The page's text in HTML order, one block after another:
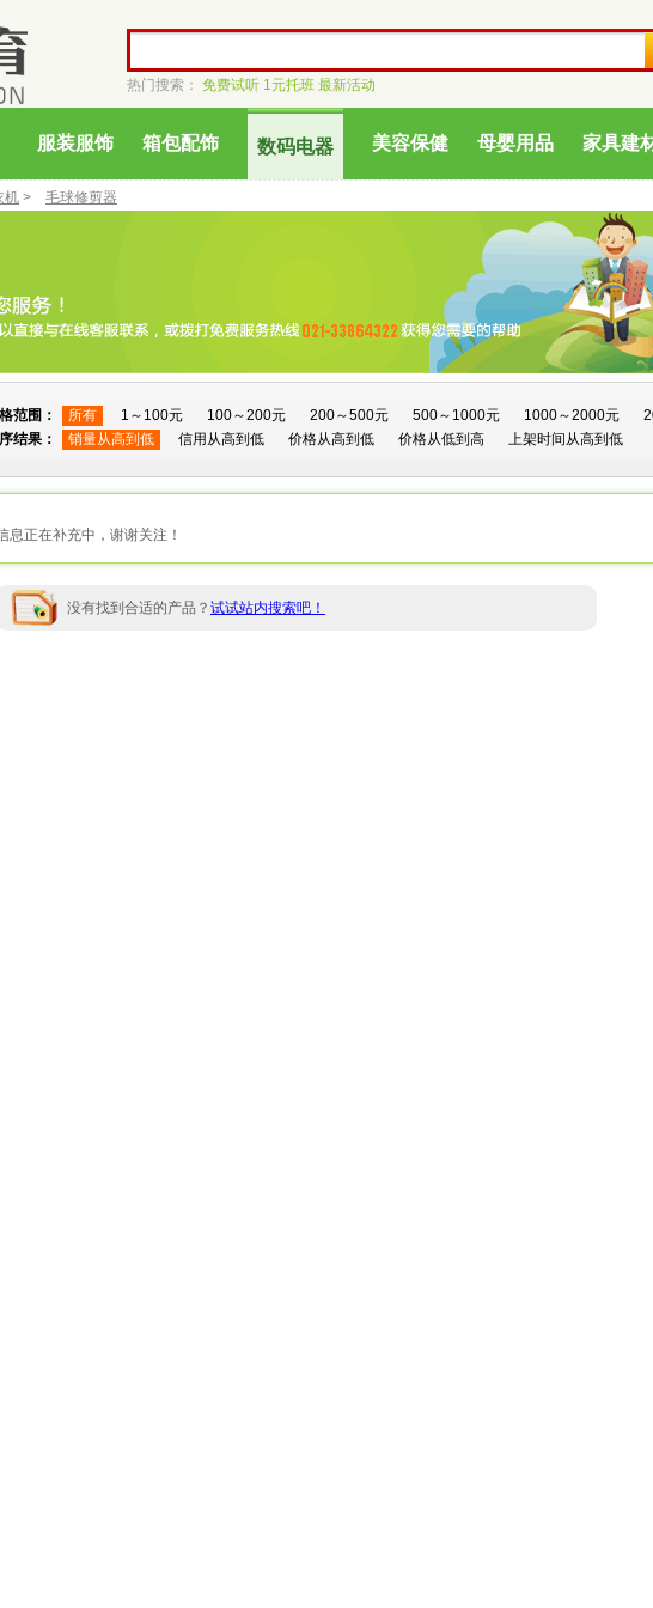
热门搜索： 免费试听 1元托班 最新活动
服装服饰 箱包配饰 数码电器 美容保健 母婴用品 家具建
机 > 毛球修剪器
范围： 所有 1～100元 100～200元 200～500元 500～1000元 1000～2000元
结果：
销量从高到低 信用从高到低 价格从高到低 价格从低到高 上架时间从高到低
息正在补充中，谢谢关注！
没有找到合适的产品？ 试试站内搜索吧！